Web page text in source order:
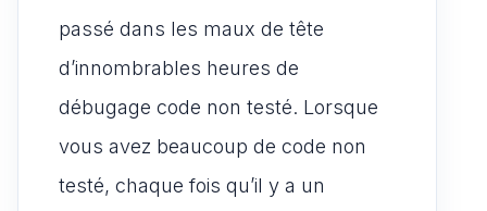
passé dans les maux de tête
d’innombrables heures de
débugage code non testé. Lorsque
vous avez beaucoup de code non
testé, chaque fois qu’il y a un